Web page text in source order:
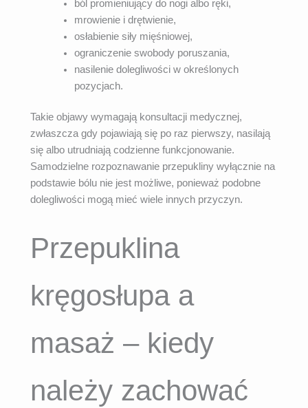
ból promieniujący do nogi albo ręki,
mrowienie i drętwienie,
osłabienie siły mięśniowej,
ograniczenie swobody poruszania,
nasilenie dolegliwości w określonych
pozycjach.
Takie objawy wymagają konsultacji medycznej,
zwłaszcza gdy pojawiają się po raz pierwszy, nasilają
się albo utrudniają codzienne funkcjonowanie.
Samodzielne rozpoznawanie przepukliny wyłącznie na
podstawie bólu nie jest możliwe, ponieważ podobne
dolegliwości mogą mieć wiele innych przyczyn.
Przepuklina
kręgosłupa a
masaż – kiedy
należy zachować